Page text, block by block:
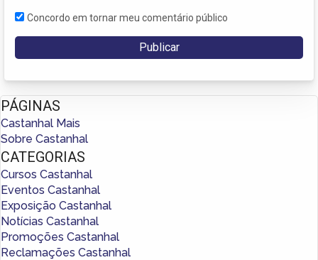
Concordo em tornar meu comentário público
PÁGINAS
Castanhal Mais
Sobre Castanhal
CATEGORIAS
Cursos Castanhal
Eventos Castanhal
Exposição Castanhal
Notícias Castanhal
Promoções Castanhal
Reclamações Castanhal